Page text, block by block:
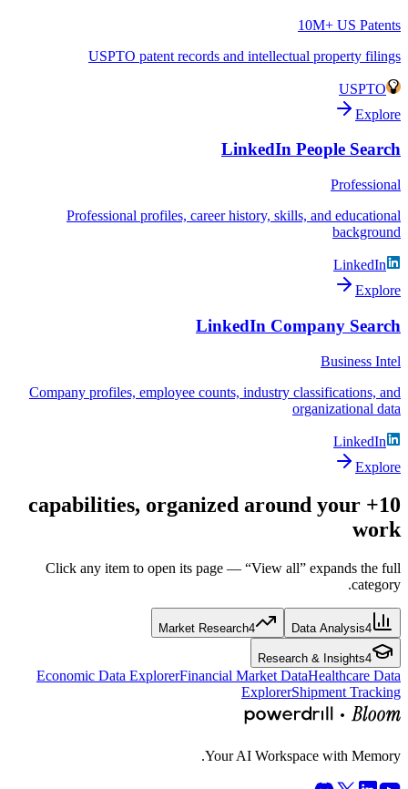
10M+ US Patents
USPTO patent records and intellectual property filings
USPTO
Explore
LinkedIn People Search
Professional
Professional profiles, career history, skills, and educational
background
LinkedIn
Explore
LinkedIn Company Search
Business Intel
Company profiles, employee counts, industry classifications, and
organizational data
LinkedIn
Explore
10+ capabilities, organized around your
work
Click any item to open its page — “View all” expands the full
category.
Data Analysis4
Market Research4
Research & Insights4
Economic Data ExplorerFinancial Market DataHealthcare Data
ExplorerShipment Tracking
Your AI Workspace with Memory.